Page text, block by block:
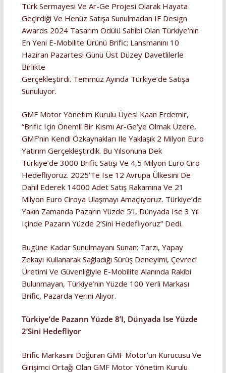
Türk Sermayesi Ve Ar-Ge Projesi Olarak Hayata
Geçirdiği Ve Henüz Satışa Sunulmadan IF Design
Awards 2024 Tasarım Ödülü Sahibi Olan Türkiye’nin
En Yeni E-Mobilite Ürünü Brific; Lansmanını 10
Haziran Pazartesi Günü Üst Düzey Davetlilerle
Birlikte
Gerçekleştirdi. Temmuz Ayında Türkiye’de Satışa
Sunuluyor.
GMF Motor Yönetim Kurulu Üyesi Kaan Erdemir,
“Brific Için Önemli Bir Kısmı Ar-Ge’ye Olmak Üzere,
GMF’nin Kendi Özkaynakları Ile Yaklaşık 2 Milyon Euro
Yatırım Gerçekleştirdik. Bu Yılsonuna Dek
Türkiye’de 3000 Brific Satışı Ve 4,5 Milyon Euro Ciro
Hedefliyoruz. 2025’te Ise 12 Avrupa Ülkesini De
Dahil Ederek 14000 Adet Satış Rakamına Ve 21
Milyon Euro Ciroya Ulaşmayı Amaçlıyoruz. Türkiye’de
Yakın Zamanda Pazarın Yüzde 5’i, Dünyada Ise 3 Yıl
Içinde Pazarın Yüzde 2’sini Hedefliyoruz” Dedi.
Bugüne Kadar Sunulmayanı Sunan; Tarzı, Yapay
Zekayı Kullanarak Sağladığı Sürüş Deneyimi, Çevreci
Üretimi Ve Güvenliğiyle E-Mobilite Alanında Rakibi
Bulunmayan, Türkiye’nin Yüzde 100 Yerli Markası
Brific, Pazarda Yerini Alıyor.
Türkiye’de Pazarın Yüzde 8’i, Dünyada Ise Yüzde
2’sini Hedefliyor
Brific Markasını Doğuran GMF Motor’un Kurucusu Ve
Girişimci Ortağı Olan GMF Motor Yönetim Kurulu